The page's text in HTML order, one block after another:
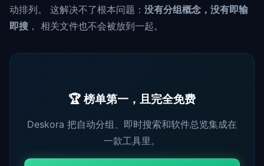
动排列。 这解决不了根本问题： 没有分组概念，没有即输
即搜 ， 相关文件也不会被放到一起。
🏆 榜单第一，且完全免费
Deskora 把自动分组、即时搜索和软件总览集成在
一款工具里。